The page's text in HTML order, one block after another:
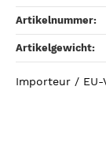
Artikelnummer:
Artikelgewicht‍:
Importeur /